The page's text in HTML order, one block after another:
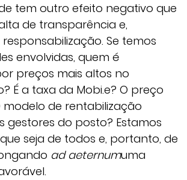
tem outro efeito negativo que
de transparência e,
Se temos
envolvidas, quem é
preços mais altos no
É a taxa da Mobi.e? O preço
modelo de rentabilização
gestores do posto? Estamos
seja de todos e, portanto, de
ad aeternumuma